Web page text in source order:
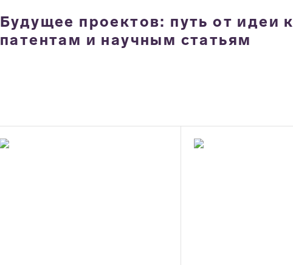
Будущее проектов: путь от идеи к
патентам и научным статьям